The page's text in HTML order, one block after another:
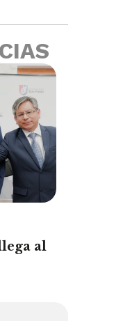
al